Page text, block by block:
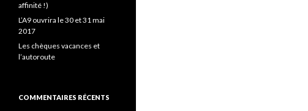
affinité !)
L’A9 ouvrira le 30 et 31 mai
2017
Les chèques vacances et
l’autoroute
COMMENTAIRES RÉCENTS